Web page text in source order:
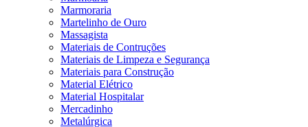
Marmoraria
Martelinho de Ouro
Massagista
Materiais de Contruções
Materiais de Limpeza e Segurança
Materiais para Construção
Material Elétrico
Material Hospitalar
Mercadinho
Metalúrgica